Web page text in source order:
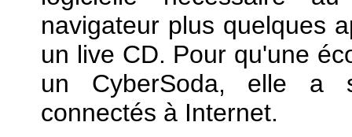
navigateur plus quelques
un live CD. Pour qu'une
un CyberSoda, elle a
connectés à Internet.